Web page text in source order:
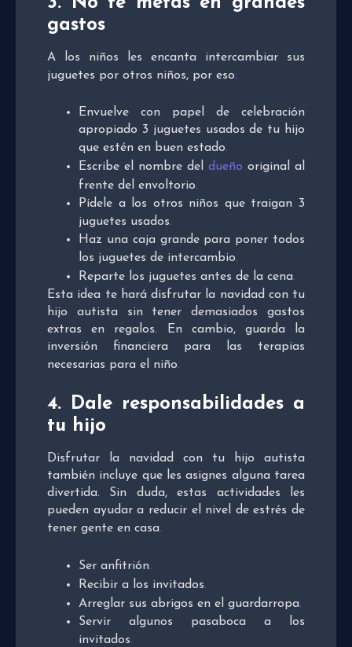
gastos
A los niños les encanta intercambiar sus
juguetes por otros niños, por eso:
Envuelve con papel de celebración
apropiado 3 juguetes usados de tu hijo
que estén en buen estado.
Escribe el nombre del dueño original al
frente del envoltorio.
Pídele a los otros niños que traigan 3
juguetes usados.
Haz una caja grande para poner todos
los juguetes de intercambio.
Reparte los juguetes antes de la cena.
Esta idea te hará disfrutar la navidad con tu
hijo autista sin tener demasiados gastos
extras en regalos. En cambio, guarda la
inversión financiera para las terapias
necesarias para el niño.
4. Dale responsabilidades a
tu hijo
Disfrutar la navidad con tu hijo autista
también incluye que les asignes alguna tarea
divertida. Sin duda, estas actividades les
pueden ayudar a reducir el nivel de estrés de
tener gente en casa.
Ser anfitrión.
Recibir a los invitados.
Arreglar sus abrigos en el guardarropa.
Servir algunos pasaboca a los
invitados.